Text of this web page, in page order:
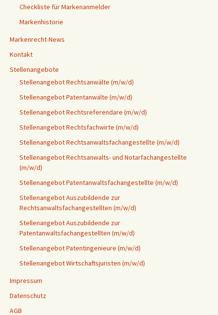
Checkliste für Markenanmelder
Markenhistorie
Markenrecht-News
Kontakt
Stellenangebote
Stellenangebot Rechtsanwälte (m/w/d)
Stellenangebot Patentanwälte (m/w/d)
Stellenangebot Rechtsreferendare (m/w/d)
Stellenangebot Rechtsfachwirte (m/w/d)
Stellenangebot Rechtsanwaltsfachangestellte (m/w/d)
Stellenangebot Rechtsanwalts- und Notarfachangestellte
(m/w/d)
Stellenangebot Patentanwaltsfachangestellte (m/w/d)
Stellenangebot Auszubildende zur
Rechtsanwaltsfachangestellten (m/w/d)
Stellenangebot Auszubildende zur
Patentanwaltsfachangestellten (m/w/d)
Stellenangebot Patentingenieure (m/w/d)
Stellenangebot Wirtschaftsjuristen (m/w/d)
Impressum
Datenschutz
AGB